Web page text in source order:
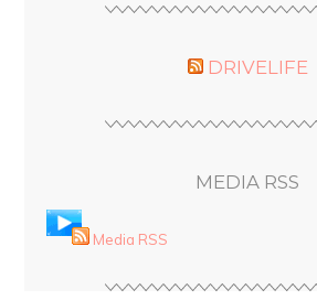
DRIVELIFE
MEDIA RSS
Media RSS